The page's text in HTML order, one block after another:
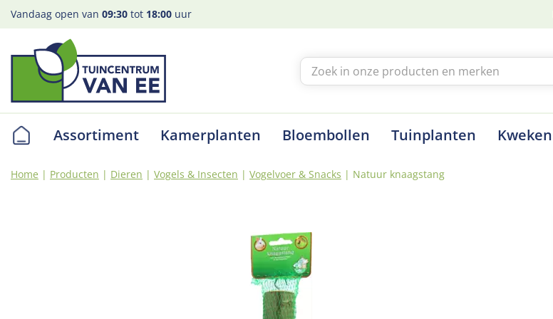
Ga
naar
Home Producten Dieren Vogels & Insecten Vogelvoer & Snacks Natuur knaagstang
Vandaag open van 09:30 tot 18:00 uur
Assortiment Kamerplanten Bloembollen Tuinplanten Kweken